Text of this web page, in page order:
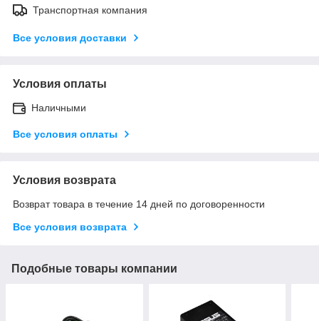
Транспортная компания
Все условия доставки
Условия оплаты
Наличными
Все условия оплаты
Условия возврата
Возврат товара в течение 14 дней по договоренности
Все условия возврата
Подобные товары компании